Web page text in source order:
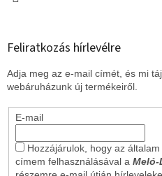
Feliratkozás hírlevélre
Adja meg az e-mail címét, és mi
webáruházunk új termékeiről.
E-mail
Hozzájárulok, hogy az
címem felhasználásával a Meló-